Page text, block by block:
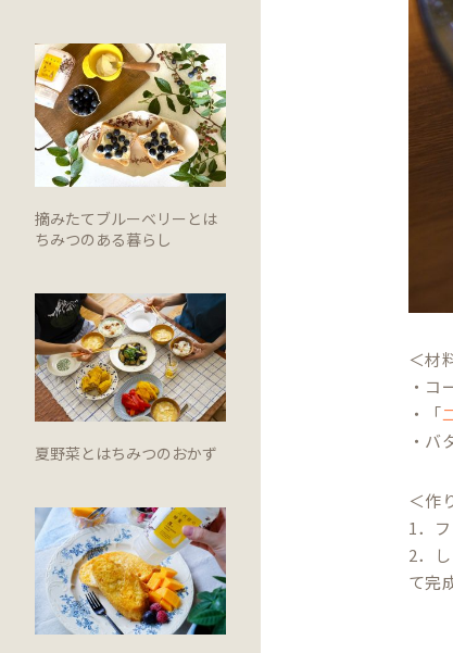
摘みたてブルーベリーとは
ちみつのある暮らし
夏野菜とはちみつのおかず
＜材
・コ
・「
・バ
＜作
1．
2．
て完